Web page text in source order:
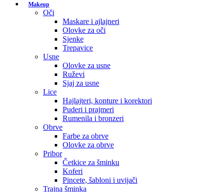
Makeup
Oči
Maskare i ajlajneri
Olovke za oči
Sjenke
Trepavice
Usne
Olovke za usne
Ruževi
Sjaj za usne
Lice
Hajlajteri, konture i korektori
Puderi i prajmeri
Rumenila i bronzeri
Obrve
Farbe za obrve
Olovke za obrve
Pribor
Četkice za šminku
Koferi
Pincete, šabloni i uvijači
Trajna šminka